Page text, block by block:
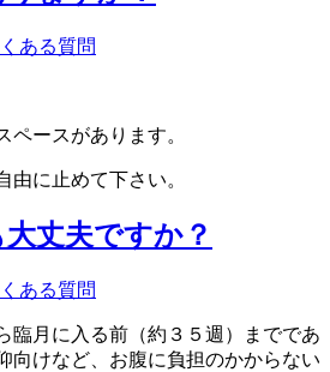
ある質問
ペースがあります。
由に止めて下さい。
丈夫ですか？
ある質問
臨月に入る前（約３５週）までであ
向けなど、お腹に負担のかからない